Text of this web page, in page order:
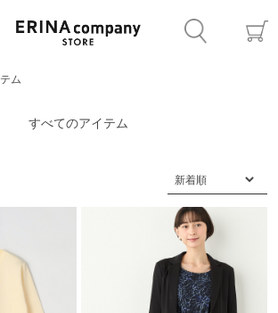
ム
すべてのアイテム